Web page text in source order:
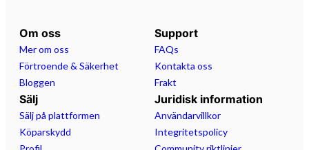
Modell: Activ 805 Sundeck
Modellår: 2019
Typ: Daycruiser
Drivmedel: Bensin
Motor inkluderad: Ja
Motorstorlek: 300 hk
Motortyp: Utombordare
Om oss
Mer om oss
Förtroende & Säkerhet
Bloggen
Support
FAQs
Kontakta oss
Frakt
Sälj
Sälj på plattformen
Köparskydd
Juridisk information
Användarvillkor
Integritetspolicy